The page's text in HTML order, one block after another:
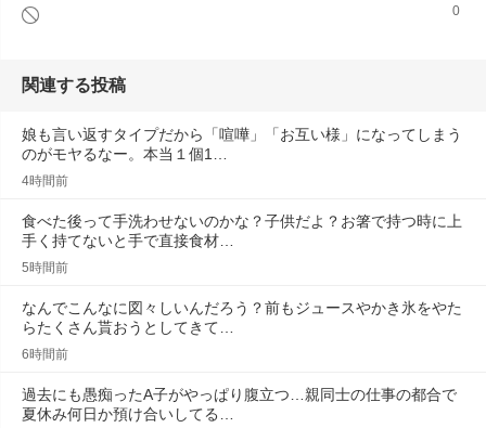
0
関連する投稿
娘も言い返すタイプだから「喧嘩」「お互い様」になってしまう
のがモヤるなー。本当１個1…
4時間前
食べた後って手洗わせないのかな？子供だよ？お箸で持つ時に上
手く持てないと手で直接食材…
5時間前
なんでこんなに図々しいんだろう？前もジュースやかき氷をやた
らたくさん貰おうとしてきて…
6時間前
過去にも愚痴ったA子がやっぱり腹立つ…親同士の仕事の都合で
夏休み何日か預け合いしてる…